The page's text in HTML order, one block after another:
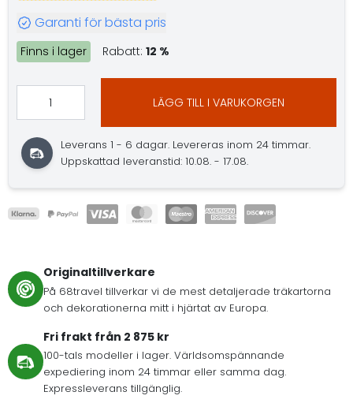
Garanti för bästa pris
Finns i lager Rabatt: 12 %
LÄGG TILL I VARUKORGEN
Leverans 1 - 6 dagar. Levereras inom 24 timmar.
Uppskattad leveranstid: 10.08. - 17.08.
Originaltillverkare
På 68travel tillverkar vi de mest detaljerade träkartorna
och dekorationerna mitt i hjärtat av Europa.
Fri frakt från 2 875 kr
100-tals modeller i lager. Världsomspännande
expediering inom 24 timmar eller samma dag.
Expressleverans tillgänglig.